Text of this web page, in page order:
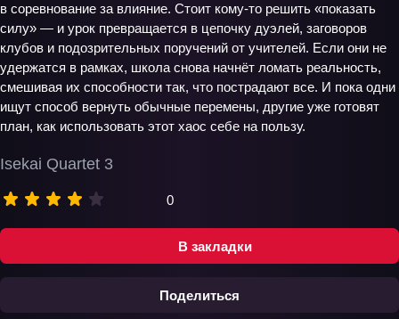
В закладки
Поделиться
Isekai Quartet 3
0
в соревнование за влияние. Стоит кому-то решить «показать
силу» — и урок превращается в цепочку дуэлей, заговоров
клубов и подозрительных поручений от учителей. Если они не
удержатся в рамках, школа снова начнёт ломать реальность,
смешивая их способности так, что пострадают все. И пока одни
ищут способ вернуть обычные перемены, другие уже готовят
план, как использовать этот хаос себе на пользу.